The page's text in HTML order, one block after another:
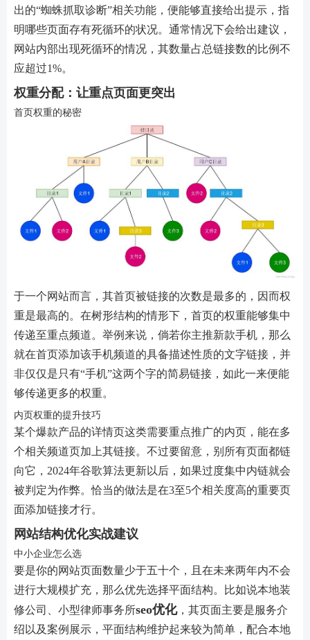
出的“蜘蛛抓取诊断”相关功能，便能够直接给出提示，指
明哪些页面存有死循环的状况。通常情况下会给出建议，
网站内部出现死循环的情况，其数量占总链接数的比例不
应超过1%。
权重分配：让重点页面更突出
首页权重的秘密
于一个网站而言，其首页被链接的次数是最多的，因而权
重是最高的。在树形结构的情形下，首页的权重能够集中
传递至重点频道。举例来说，倘若你主推新款手机，那么
就在首页添加该手机频道的具备描述性质的文字链接，并
非仅仅是只有“手机”这两个字的简易链接，如此一来便能
够传递更多的权重。
内页权重的提升技巧
某个爆款产品的详情页这类需要重点推广的内页，能在多
个相关频道页加上其链接。不过要留意，别所有页面都链
向它，2024年谷歌算法更新以后，如果过度集中内链就会
被判定为作弊。恰当的做法是在3至5个相关度高的重要页
面添加链接才行。
网站结构优化实战建议
中小企业怎么选
要是你的网站页面数量少于五十个，且在未来两年内不会
进行大规模扩充，那么优先选择平面结构。比如说本地装
修公司、小型律师事务所seo优化，其页面主要是服务介
绍以及案例展示，平面结构维护起来较为简单，配合本地